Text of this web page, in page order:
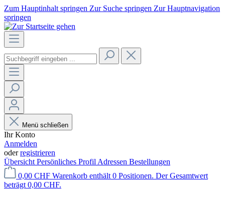
Zum Hauptinhalt springen Zur Suche springen Zur Hauptnavigation
springen
Menü schließen
Ihr Konto
Anmelden
oderregistrieren
Übersicht Persönliches Profil Adressen Bestellungen
0,00 CHF Warenkorb enthält 0 Positionen. Der Gesamtwert
beträgt 0,00 CHF.